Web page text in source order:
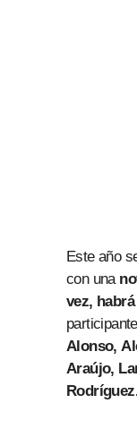
Este año
con una
vez,
Alonso,
Araújo,